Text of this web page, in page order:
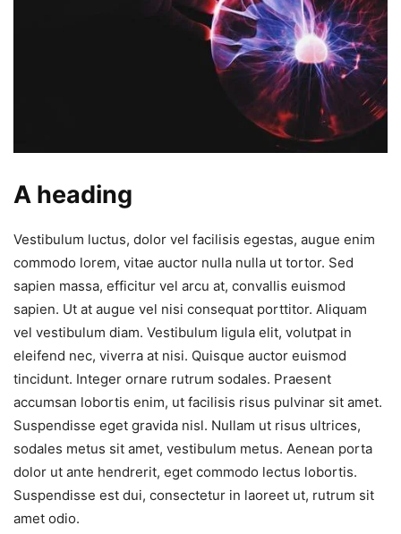
A heading
Vestibulum luctus, dolor vel facilisis egestas, augue enim
commodo lorem, vitae auctor nulla nulla ut tortor. Sed
sapien massa, efficitur vel arcu at, convallis euismod
sapien. Ut at augue vel nisi consequat porttitor. Aliquam
vel vestibulum diam. Vestibulum ligula elit, volutpat in
eleifend nec, viverra at nisi. Quisque auctor euismod
tincidunt. Integer ornare rutrum sodales. Praesent
accumsan lobortis enim, ut facilisis risus pulvinar sit amet.
Suspendisse eget gravida nisl. Nullam ut risus ultrices,
sodales metus sit amet, vestibulum metus. Aenean porta
dolor ut ante hendrerit, eget commodo lectus lobortis.
Suspendisse est dui, consectetur in laoreet ut, rutrum sit
amet odio.